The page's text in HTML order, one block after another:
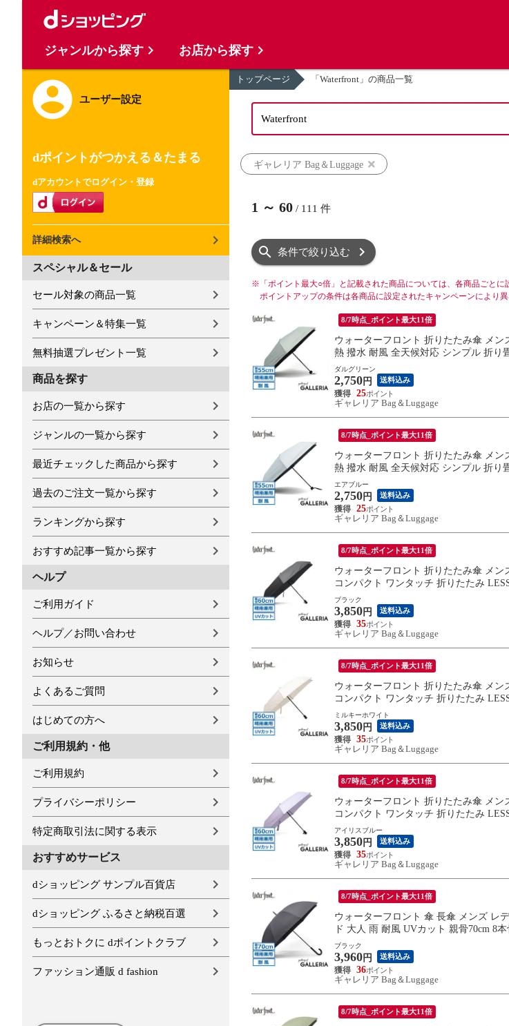
ユーザー設定
dポイントがつかえる＆たまる
dアカウントでログイン・登録
詳細検索へ
スペシャル＆セール
セール対象の商品一覧
キャンペーン＆特集一覧
無料抽選プレゼント一覧
商品を探す
お店の一覧から探す
ジャンルの一覧から探す
最近チェックした商品から探す
過去のご注文一覧から探す
ランキングから探す
おすすめ記事一覧から探す
ヘルプ
ご利用ガイド
ヘルプ／お問い合わせ
お知らせ
よくあるご質問
はじめての方へ
ご利用規約・他
ご利用規約
プライバシーポリシー
特定商取引法に関する表示
おすすめサービス
dショッピング サンプル百貨店
dショッピング ふるさと納税百選
もっとおトクに dポイントクラブ
ファッション通販 d fashion
トップページ 「Waterfront」の商品一覧
ギャレリア Bag＆Luggage
1 ～ 60 / 111 件
条件で絞り込む
※ 「ポイント最大○倍」と記載された商品については、各商品ごと
ポイントアップの条件は各商品に設定されたキャンペーンにより
8/7時点_ポイント最大11倍
ウォーターフロント 折りたたみ傘 メ
熱 撥水 耐風 全天候対応 シンプル 折り
ダルグリーン
2,750 円 送料込み
25
ギャレリア Bag＆Luggage
8/7時点_ポイント最大11倍
ウォーターフロント 折りたたみ傘 メ
熱 撥水 耐風 全天候対応 シンプル 折り
エアブルー
2,750 円 送料込み
25
ギャレリア Bag＆Luggage
8/7時点_ポイント最大11倍
ウォーターフロント 折りたたみ傘 メン
コンパクト ワンタッチ 折りたたみ
ブラック
3,850 円 送料込み
35
ギャレリア Bag＆Luggage
8/7時点_ポイント最大11倍
ウォーターフロント 折りたたみ傘 メン
コンパクト ワンタッチ 折りたたみ
ミルキーホワイト
3,850 円 送料込み
35
ギャレリア Bag＆Luggage
8/7時点_ポイント最大11倍
ウォーターフロント 折りたたみ傘 メン
コンパクト ワンタッチ 折りたたみ
アイリスブルー
3,850 円 送料込み
35
ギャレリア Bag＆Luggage
8/7時点_ポイント最大11倍
ウォーターフロント 傘 長傘 メンズ レ
ド 大人 雨 耐風 UVカット 親骨70cm 8
ブラック
3,960 円 送料込み
36
ギャレリア Bag＆Luggage
8/7時点_ポイント最大11倍
ジャンルから探す お店から探す